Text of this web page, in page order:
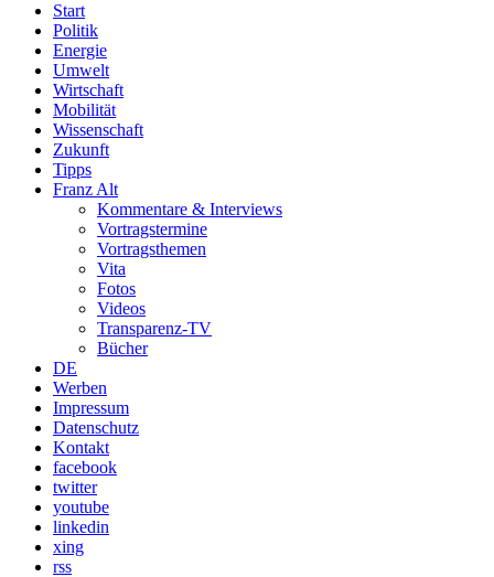
Start
Politik
Energie
Umwelt
Wirtschaft
Mobilität
Wissenschaft
Zukunft
Tipps
Franz Alt
Kommentare & Interviews
Vortragstermine
Vortragsthemen
Vita
Fotos
Videos
Transparenz-TV
Bücher
DE
Werben
Impressum
Datenschutz
Kontakt
facebook
twitter
youtube
linkedin
xing
rss